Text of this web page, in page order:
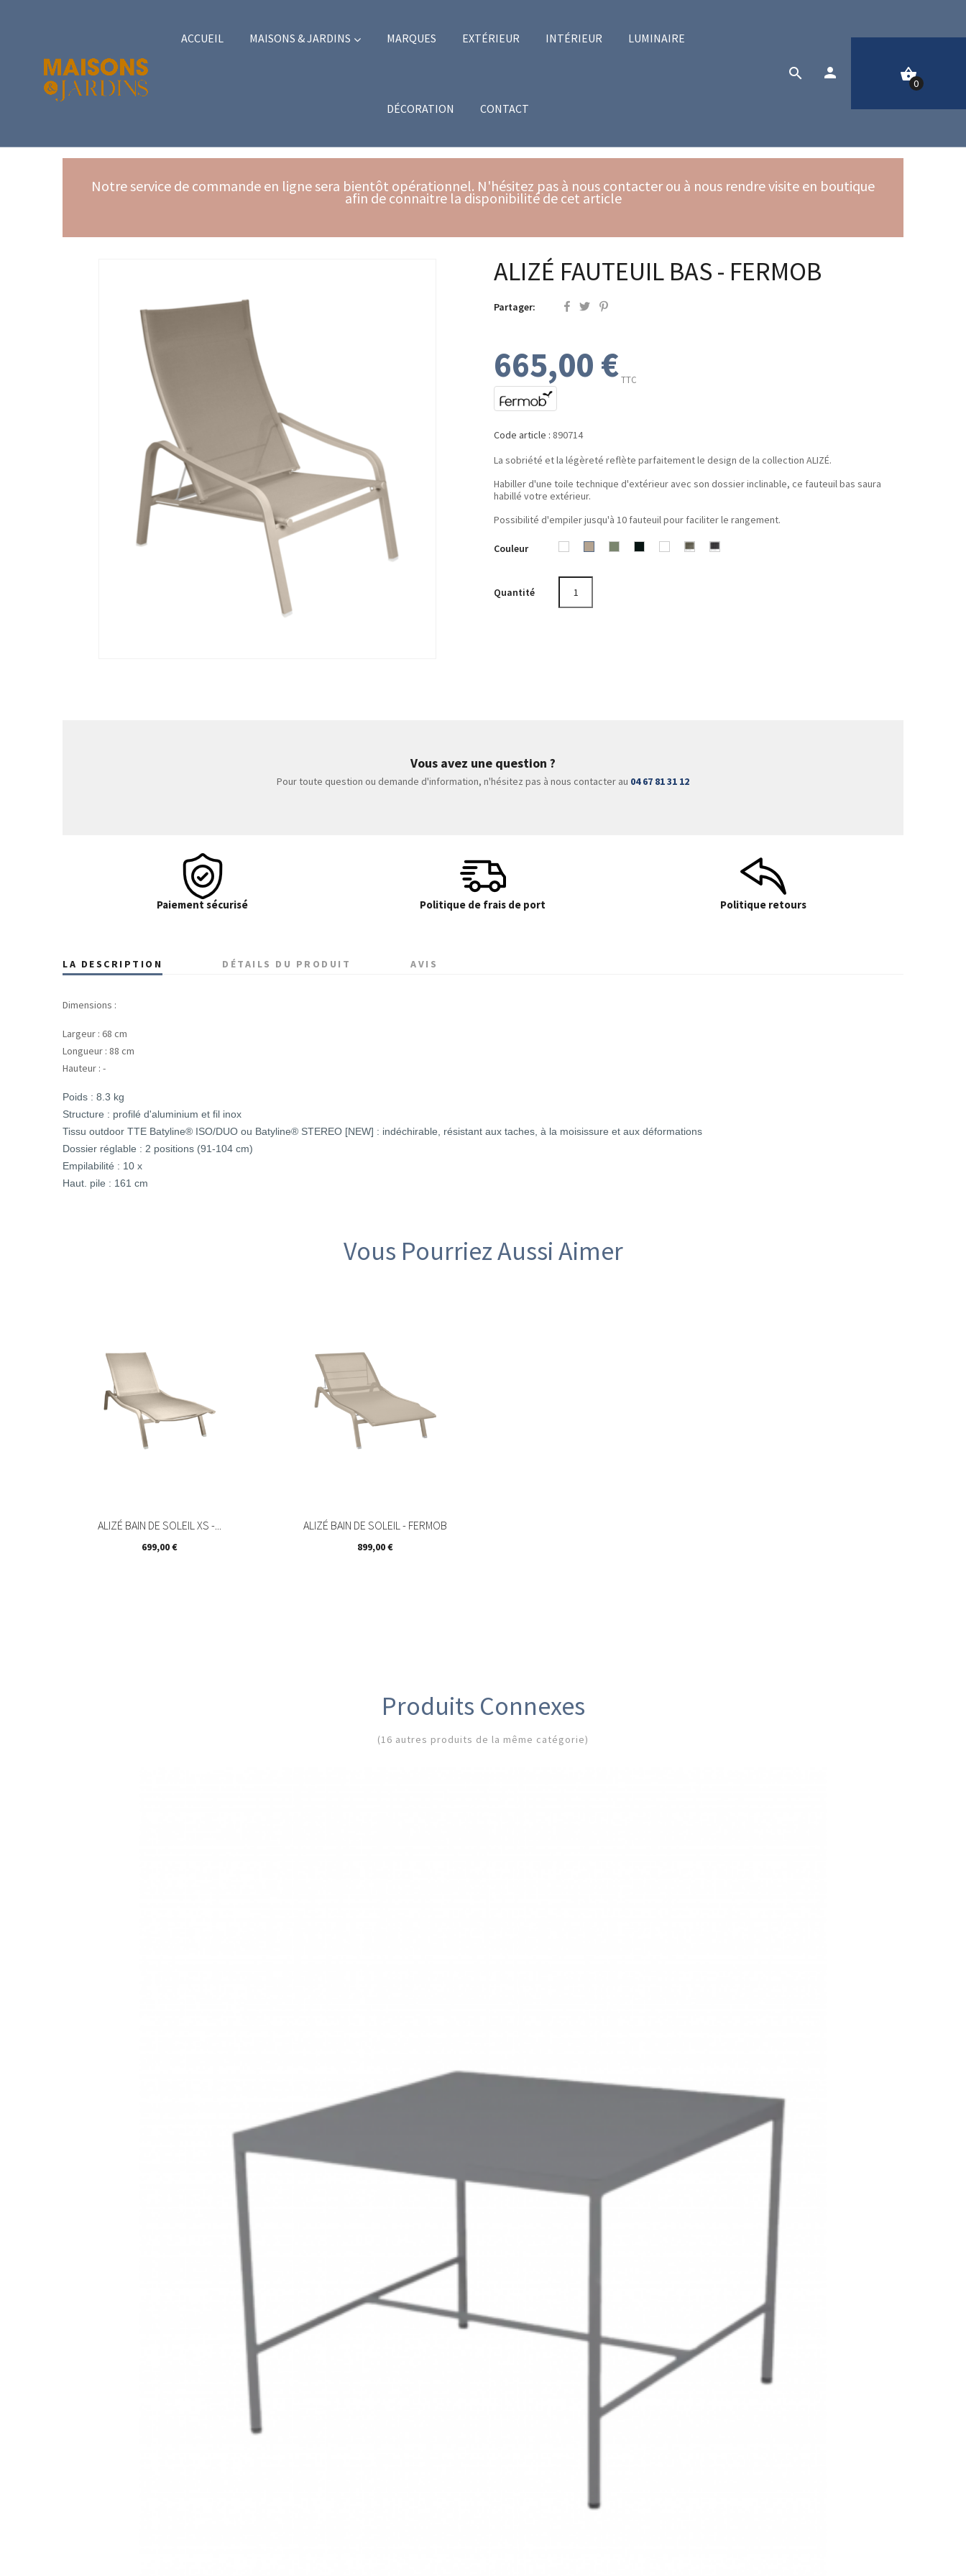
ACCUEIL MAISONS & JARDINS MARQUES EXTÉRIEUR INTÉRIEUR LUMINAIRE
DÉCORATION CONTACT
 person 
0
 S'identifier
Notre service de commande en ligne sera bientôt opérationnel. N'hésitez pas à nous contacter ou à nous rendre visite en boutique
afin de connaitre la disponibilité de cet article
ALIZÉ FAUTEUIL BAS - FERMOB
Partager:
665,00 €TTC
Code article : 890714
La sobriété et la légèreté reflète parfaitement le design de la collection ALIZÉ.
Habiller d'une toile technique d'extérieur avec son dossier inclinable, ce fauteuil bas saura
habillé votre extérieur.
Possibilité d'empiler jusqu'à 10 fauteuil pour faciliter le rangement.
Couleur
Blanc
Coton
MuscadeCactusRéglisseStéréoStéréoStéréo
Quantité
Vous avez une question ?
Pour toute question ou demande d'information, n'hésitez pas à nous contacter au 04 67 81 31 12
Paiement sécurisé Politique de frais de port Politique retours
LA DESCRIPTION DÉTAILS DU PRODUIT AVIS
Dimensions :
Largeur : 68 cm
Longueur : 88 cm
Hauteur : -
Poids : 8.3 kg
Structure : profilé d'aluminium et fil inox
Tissu outdoor TTE Batyline® ISO/DUO ou Batyline® STEREO [NEW] : indéchirable, résistant aux taches, à la moisissure et aux déformations
Dossier réglable : 2 positions (91-104 cm)
Empilabilité : 10 x
Haut. pile : 161 cm
Vous Pourriez Aussi Aimer
ALIZÉ BAIN DE SOLEIL XS -...
Prix
699,00 €
ALIZÉ BAIN DE SOLEIL - FERMOB
Prix
899,00 €
Produits Connexes
(16 autres produits de la même catégorie)